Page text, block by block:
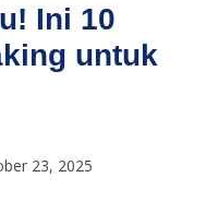
Ini 10
untuk
23, 2025